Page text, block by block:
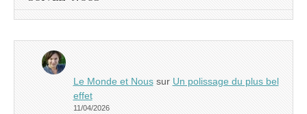
Le Monde et Noussur Un polissage du plus bel
effet
11/04/2026